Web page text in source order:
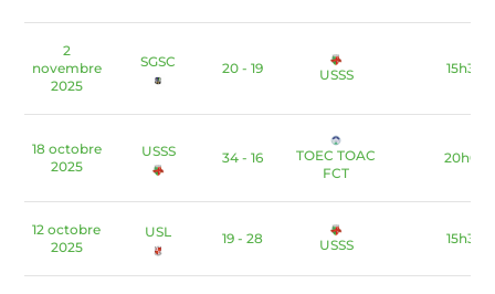
2
novembre
2025
SGSC 20 - 19 USSS 15h30
18 octobre
2025
USSS 34 - 16
TOEC TOAC
FCT
20h00
12 octobre
2025
USL 19 - 28 USSS 15h30